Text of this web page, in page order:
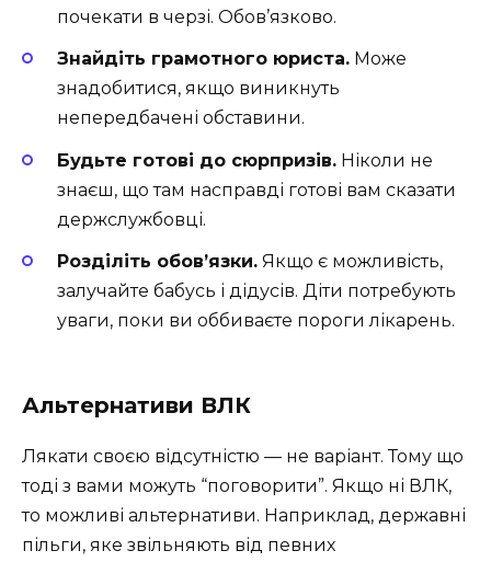
почекати в черзі. Обов’язково.
Знайдіть грамотного юриста. Може
знадобитися, якщо виникнуть
непередбачені обставини.
Будьте готові до сюрпризів. Ніколи не
знаєш, що там насправді готові вам сказати
держслужбовці.
Розділіть обов’язки. Якщо є можливість,
залучайте бабусь і дідусів. Діти потребують
уваги, поки ви оббиваєте пороги лікарень.
Альтернативи ВЛК
Лякати своєю відсутністю — не варіант. Тому що
тоді з вами можуть “поговорити”. Якщо ні ВЛК,
то можливі альтернативи. Наприклад, державні
пільги, яке звільняють від певних